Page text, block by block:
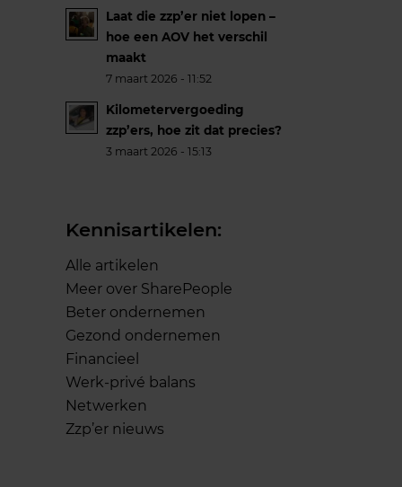
Laat die zzp’er niet lopen –
hoe een AOV het verschil
maakt
7 maart 2026 - 11:52
Kilometervergoeding
zzp’ers, hoe zit dat precies?
3 maart 2026 - 15:13
Kennisartikelen:
Alle artikelen
Meer over SharePeople
Beter ondernemen
Gezond ondernemen
Financieel
Werk-privé balans
Netwerken
Zzp’er nieuws